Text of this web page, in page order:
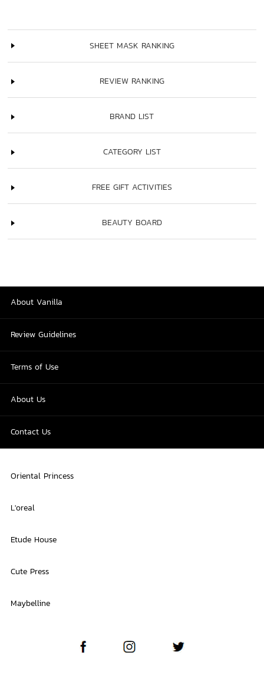
SHEET MASK RANKING
REVIEW RANKING
BRAND LIST
CATEGORY LIST
FREE GIFT ACTIVITIES
BEAUTY BOARD
About Vanilla
Review Guidelines
Terms of Use
About Us
Contact Us
Oriental Princess
L'oreal
Etude House
Cute Press
Maybelline